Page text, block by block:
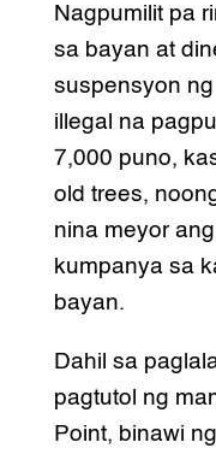
Nagpumilit pa
sa bayan at
suspensyon
illegal na
7,000 puno,
old trees,
nina meyor
kumpanya sa
bayan.
Dahil sa
pagtutol ng
Point, binawi